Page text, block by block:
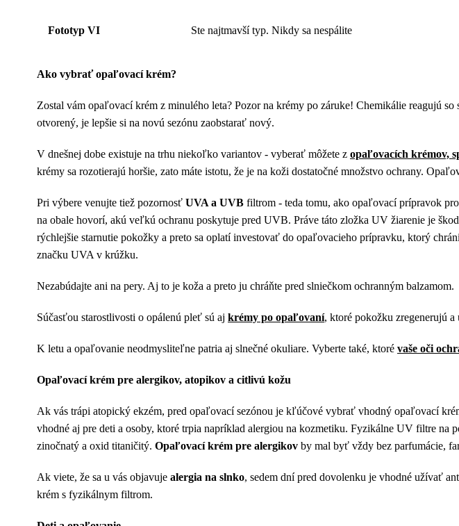
Fototyp VI Ste najtmavší typ. Nikdy sa nespálite
Ako vybrať opaľovací krém?
Zostal vám opaľovací krém z minulého leta? Pozor na krémy po záruke! Chemikálie reagujú
otvorený, je lepšie si na novú sezónu zaobstarať nový.
V dnešnej dobe existuje na trhu niekoľko variantov - vyberať môžete z opaľovacích krémov,
krémy sa rozotierajú horšie, zato máte istotu, že je na koži dostatočné množstvo ochrany.
Pri výbere venujte tiež pozornosť UVA a UVB filtrom - teda tomu, ako opaľovací prípravok
na obale hovorí, akú veľkú ochranu poskytuje pred UVB. Práve táto zložka UV žiarenie je
rýchlejšie starnutie pokožky a preto sa oplatí investovať do opaľovacieho prípravku, ktorý
značku UVA v krúžku.
Nezabúdajte ani na pery. Aj to je koža a preto ju chráňte pred slniečkom ochranným balzamom.
Súčasťou starostlivosti o opálenú pleť sú aj krémy po opaľovaní, ktoré pokožku zregenerujú a
K letu a opaľovanie neodmysliteľne patria aj slnečné okuliare. Vyberte také, ktoré vaše oči
Opaľovací krém pre alergikov, atopikov a citlivú kožu
Ak vás trápi atopický ekzém, pred opaľovací sezónou je kľúčové vybrať vhodný opaľovací
vhodné aj pre deti a osoby, ktoré trpia napríklad alergiou na kozmetiku. Fyzikálne UV filtre na
zinočnatý a oxid titaničitý. Opaľovací krém pre alergikov by mal byť vždy bez parfumácie,
Ak viete, že sa u vás objavuje alergia na slnko, sedem dní pred dovolenku je vhodné užívať
krém s fyzikálnym filtrom.